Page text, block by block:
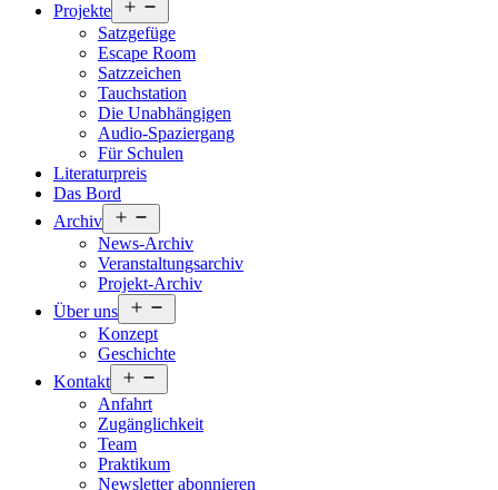
Projekte
öffnen
Satzgefüge
Escape Room
Satzzeichen
Tauchstation
Die Unabhängigen
Audio-Spaziergang
Für Schulen
Literaturpreis
Das Bord
Archiv
öffnen
News-Archiv
Veranstaltungsarchiv
Projekt-Archiv
Über uns
öffnen
Konzept
Geschichte
Kontakt
öffnen
Anfahrt
Zugänglichkeit
Team
Praktikum
Newsletter abonnieren